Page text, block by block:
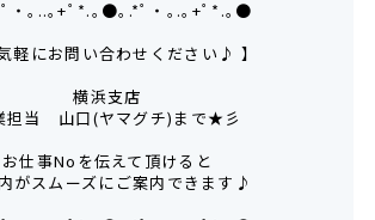
・｡..｡+ﾟ*.｡●｡.*ﾟ・｡.｡+ﾟ*.｡●
軽にお問い合わせください♪ 】
横浜支店
担当 山口(ヤマグチ)まで★彡
お仕事Noを伝えて頂けると
がスムーズにご案内できます♪